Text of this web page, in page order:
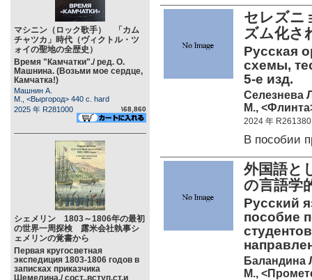
マシニン（ロック歌手） 「カム
チャツカ」時代（ヴィクトル・ツ
ォイの聖地の全歴史）
Время "Камчатки"./ ред. О.
Машнина. (Возьми мое сердце,
Камчатка!)
Машнин А.
М., <Выргород> 440 c. hard
2025 年 R281000
\68,860
シェメリン 1803～1806年の最初
の世界一周探検 露米会社執事シ
ェメリンの覚書から
Первая кругосветная
экспедиция 1803-1806 годов в
записках приказчика
Шемелина./ сост.,вступ.ст.и
セレズ
ズム化さ
Русская
схемы,
5-е изд.
Селезнева
М.,
2024 年 R261380
В пособии
外国語と
の言語学
Русский
пособие
Баландина
М.,